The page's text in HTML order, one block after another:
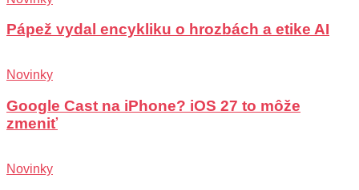
Pápež vydal encykliku o hrozbách a etike AI
Novinky
Google Cast na iPhone? iOS 27 to môže
zmeniť
Novinky